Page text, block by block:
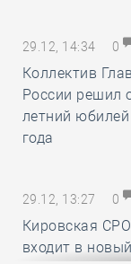
29.12, 14:34 0
Коллектив
России решил
летний
года
29.12, 13:27 0
Кировская
входит в